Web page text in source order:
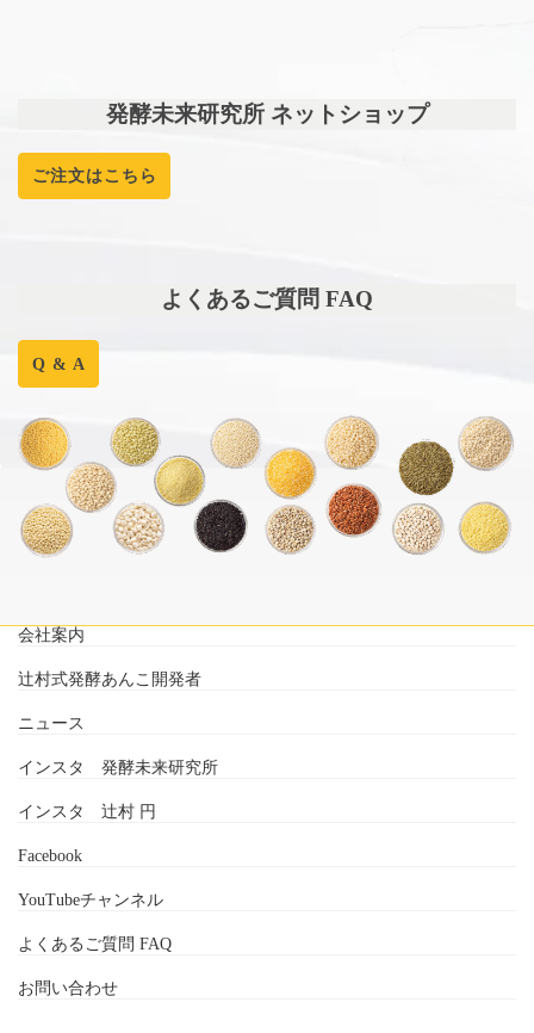
発酵未来研究所 ネットショップ
ご注文はこちら
よくあるご質問 FAQ
Q & A
会社案内
辻村式発酵あんこ開発者
ニュース
インスタ 発酵未来研究所
インスタ 辻村 円
Facebook
YouTubeチャンネル
よくあるご質問 FAQ
お問い合わせ